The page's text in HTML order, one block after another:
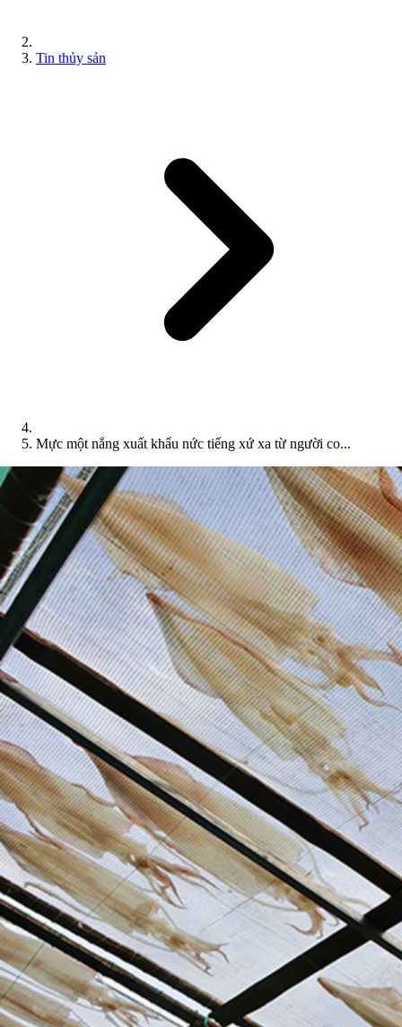
Tin thủy sản
Mực một nắng xuất khẩu nức tiếng xứ xa từ người co...